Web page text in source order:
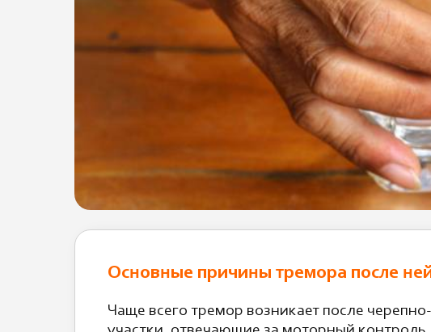
Основные причины тремора после
Чаще всего тремор возникает после